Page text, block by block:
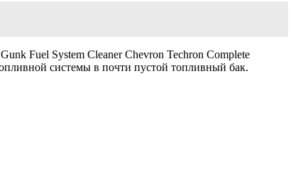
Fuel System Cleaner Chevron Techron Complete
системы в почти пустой топливный бак.